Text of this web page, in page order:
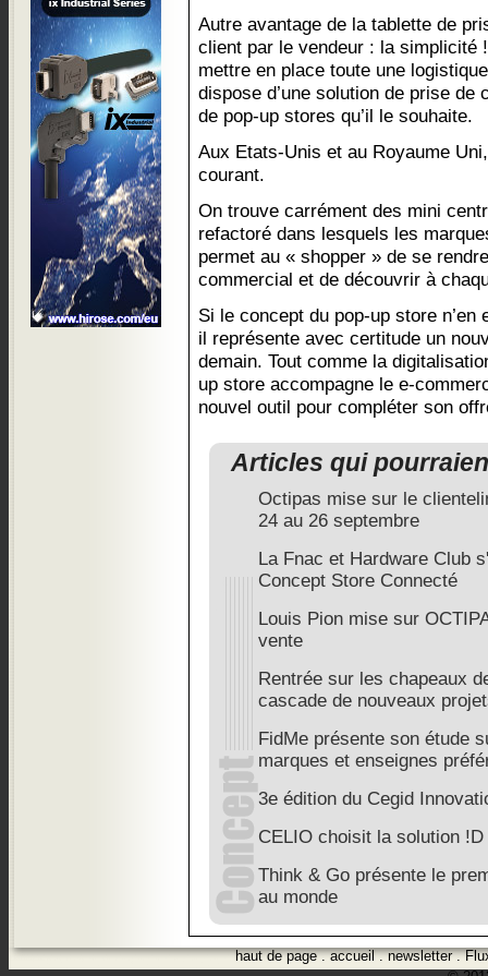
Autre avantage de la tablette de
client par le vendeur : la simplicité
mettre en place toute une
dispose d’une solution de prise
de pop-up stores qu’il le souhaite.
Aux Etats-Unis et au Royaume
courant.
On trouve carrément des mini
refactoré dans lesquels les
permet au « shopper » de se
commercial et de découvrir à
Si le concept du pop-up store n’en
il représente avec certitude un
demain. Tout comme la
up store accompagne le e-
nouvel outil pour compléter son
Articles qui
Octipas mise sur le
24 au 26 septembre
La Fnac et Hardware Club
Concept Store Connecté
Louis Pion mise sur
vente
Rentrée sur les chapeaux
cascade de nouveaux
FidMe présente son étude
marques et enseignes
3e édition du Cegid
CELIO choisit la solution
Think & Go présente le
au monde
haut de page.accueil.newsletter.